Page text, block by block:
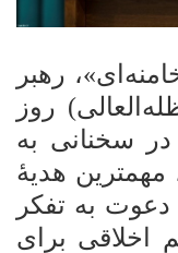
رهبر
روز
(۱۰ اسفند ۱۴۰۰) در سخنانی به
هدیۀ
به تفکر
اخلاقی برای